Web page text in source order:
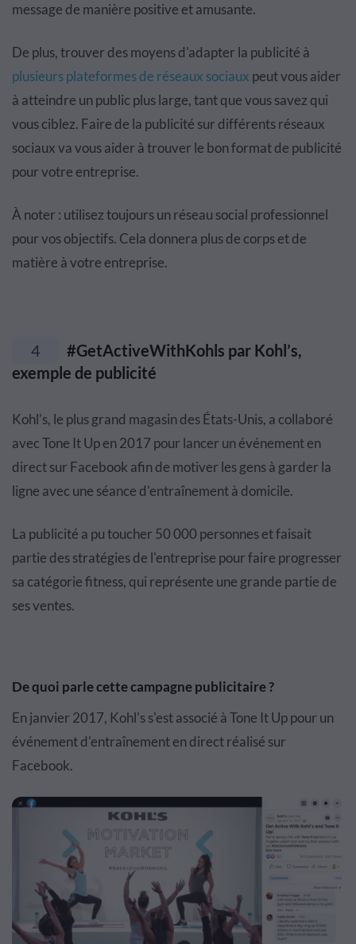
message de manière positive et amusante.
De plus, trouver des moyens d'adapter la publicité à
plusieurs plateformes de réseaux sociaux peut vous aider
à atteindre un public plus large, tant que vous savez qui
vous ciblez. Faire de la publicité sur différents réseaux
sociaux va vous aider à trouver le bon format de publicité
pour votre entreprise.
À noter : utilisez toujours un réseau social professionnel
pour vos objectifs. Cela donnera plus de corps et de
matière à votre entreprise.
4
#GetActiveWithKohls par Kohl’s,
exemple de publicité
Kohl's, le plus grand magasin des États-Unis, a collaboré
avec Tone It Up en 2017 pour lancer un événement en
direct sur Facebook afin de motiver les gens à garder la
ligne avec une séance d'entraînement à domicile.
La publicité a pu toucher 50 000 personnes et faisait
partie des stratégies de l'entreprise pour faire progresser
sa catégorie fitness, qui représente une grande partie de
ses ventes.
De quoi parle cette campagne publicitaire ?
En janvier 2017, Kohl's s'est associé à Tone It Up pour un
événement d'entraînement en direct réalisé sur
Facebook.